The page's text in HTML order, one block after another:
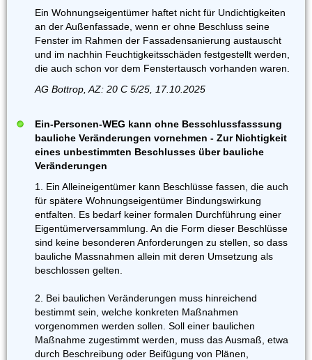
Ein Wohnungseigentümer haftet nicht für Undichtigkeiten
an der Außenfassade, wenn er ohne Beschluss seine
Fenster im Rahmen der Fassadensanierung austauscht
und im nachhin Feuchtigkeitsschäden festgestellt werden,
die auch schon vor dem Fenstertausch vorhanden waren.
AG Bottrop, AZ: 20 C 5/25, 17.10.2025
Ein-Personen-WEG kann ohne Besschlussfasssung
bauliche Veränderungen vornehmen - Zur Nichtigkeit
eines unbestimmten Beschlusses über bauliche
Veränderungen
1. Ein Alleineigentümer kann Beschlüsse fassen, die auch
für spätere Wohnungseigentümer Bindungswirkung
entfalten. Es bedarf keiner formalen Durchführung einer
Eigentümerversammlung. An die Form dieser Beschlüsse
sind keine besonderen Anforderungen zu stellen, so dass
bauliche Massnahmen allein mit deren Umsetzung als
beschlossen gelten.
2. Bei baulichen Veränderungen muss hinreichend
bestimmt sein, welche konkreten Maßnahmen
vorgenommen werden sollen. Soll einer baulichen
Maßnahme zugestimmt werden, muss das Ausmaß, etwa
durch Beschreibung oder Beifügung von Plänen,